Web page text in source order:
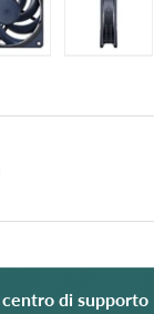
di supporto